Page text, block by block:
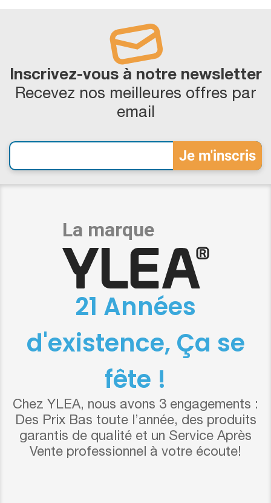
Inscrivez-vous à notre newsletter
Recevez nos meilleures offres par
email
21 Années
d'existence, Ça se
fête !
Chez YLEA, nous avons 3 engagements :
Des Prix Bas toute l’année, des produits
garantis de qualité et un Service Après
Vente professionnel à votre écoute!